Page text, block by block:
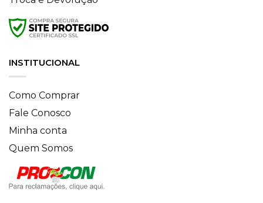
INSTITUCIONAL
Como Comprar
Fale Conosco
Minha conta
Quem Somos